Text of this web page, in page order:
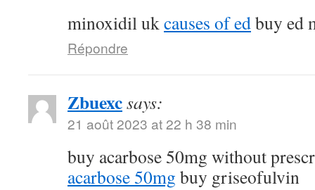
minoxidil ukcauses of edbuy ed
Répondre
Zbuexcsays:
21 août 2023 at 22 h 38 min
buy acarbose 50mg without
acarbose 50mg buy griseofulvin